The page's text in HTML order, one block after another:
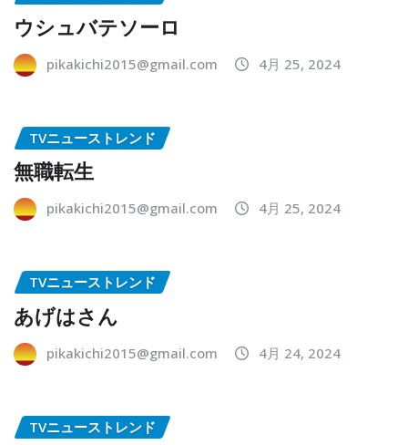
ウシュバテソーロ
pikakichi2015@gmail.com 4月 25, 2024
TVニューストレンド
無職転生
pikakichi2015@gmail.com 4月 25, 2024
TVニューストレンド
あげはさん
pikakichi2015@gmail.com 4月 24, 2024
TVニューストレンド